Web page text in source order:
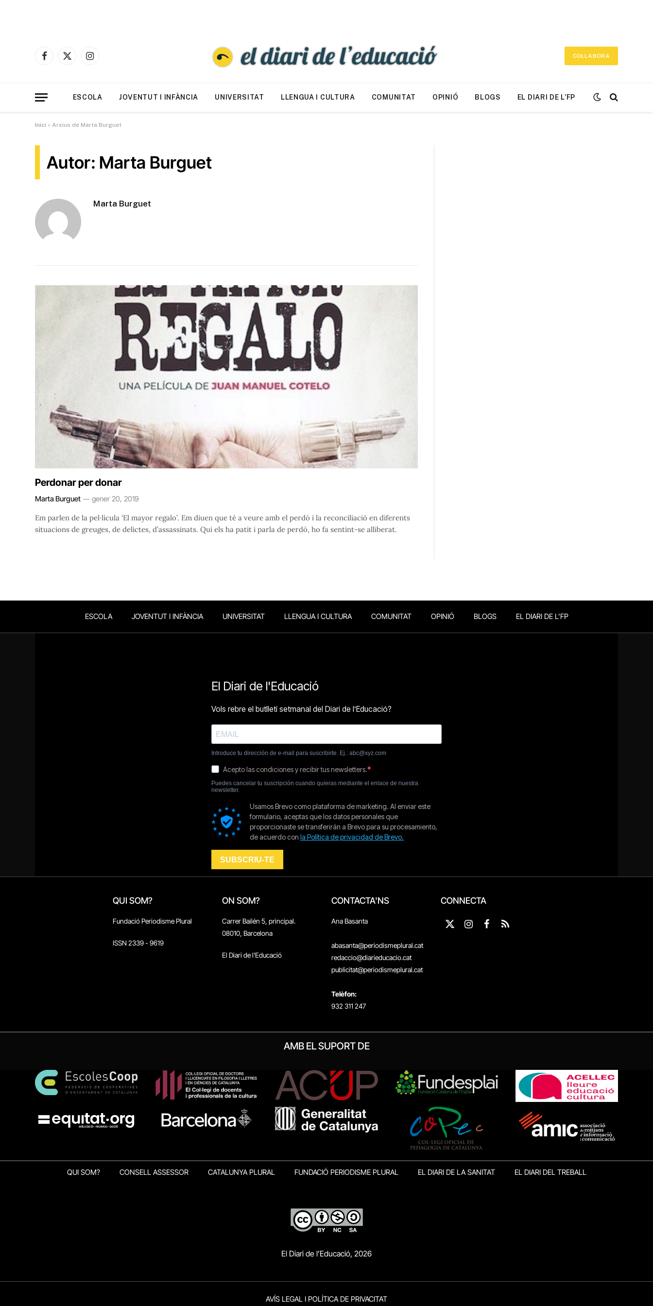
Facebook
X
Instagram
COL·LABORA
ESCOLA JOVENTUT I INFÀNCIA UNIVERSITAT LLENGUA I CULTURA COMUNITAT OPINIÓ BLOGS EL DIARI DE L’FP
Inici » Arxius de Marta Burguet
Autor: Marta Burguet
Marta Burguet
Perdonar per donar
Marta Burguet gener 20, 2019
Em parlen de la pel·lícula ‘El mayor regalo’. Em diuen que té a veure amb el perdó i la reconciliació en diferents
situacions de greuges, de delictes, d’assassinats. Qui els ha patit i parla de perdó, ho fa sentint-se alliberat.
ESCOLA JOVENTUT I INFÀNCIA UNIVERSITAT LLENGUA I CULTURA COMUNITAT OPINIÓ BLOGS EL DIARI DE L’FP
QUI SOM?
Fundació Periodisme Plural
ISSN 2339 - 9619
ON SOM?
Carrer Bailén 5, principal.
08010, Barcelona
El Diari de l'Educació
CONTACTA'NS
Ana Basanta
abasanta@periodismeplural.cat
redaccio@diarieducacio.cat
publicitat@periodismeplural.cat
Telèfon:
932 311 247
CONNECTA
X
Instagram
Facebook
RSS
AMB EL SUPORT DE
QUI SOM? CONSELL ASSESSOR CATALUNYA PLURAL FUNDACIÓ PERIODISME PLURAL EL DIARI DE LA SANITAT EL DIARI DEL TREBALL
El Diari de l’Educació, 2026
AVÍS LEGAL I POLÍTICA DE PRIVACITAT